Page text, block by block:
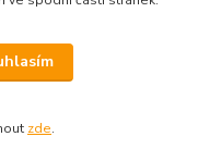
zde.